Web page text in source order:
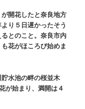
開花したと奈良地方
り５日遅かったそう
とのこと。奈良市内
花がほころび始めま
水池の畔の桜並木
が始まり、満開は４